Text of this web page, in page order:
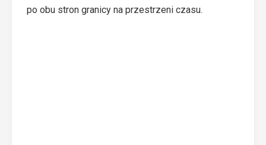
po obu stron granicy na przestrzeni czasu.